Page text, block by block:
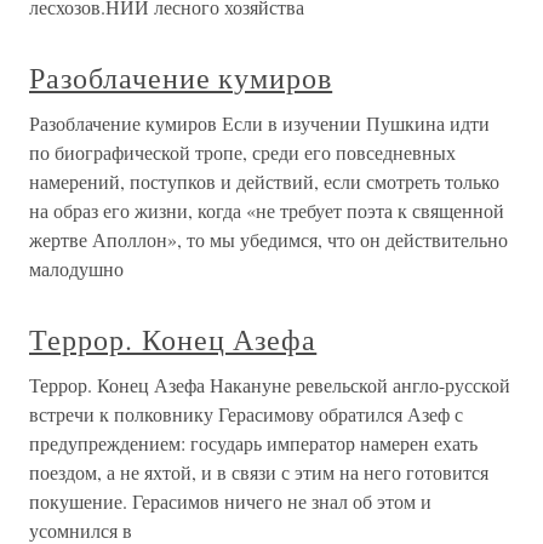
лесхозов.НИИ лесного хозяйства
Разоблачение кумиров
Разоблачение кумиров Если в изучении Пушкина идти
по биографической тропе, среди его повседневных
намерений, поступков и действий, если смотреть только
на образ его жизни, когда «не требует поэта к священной
жертве Аполлон», то мы убедимся, что он действительно
малодушно
Террор. Конец Азефа
Террор. Конец Азефа Накануне ревельской англо-русской
встречи к полковнику Герасимову обратился Азеф с
предупреждением: государь император намерен ехать
поездом, а не яхтой, и в связи с этим на него готовится
покушение. Герасимов ничего не знал об этом и
усомнился в